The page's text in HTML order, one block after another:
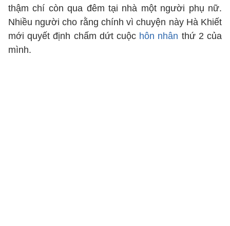
thậm chí còn qua đêm tại nhà một người phụ nữ.
Nhiều người cho rằng chính vì chuyện này Hà Khiết
mới quyết định chấm dứt cuộc hôn nhân thứ 2 của
mình.